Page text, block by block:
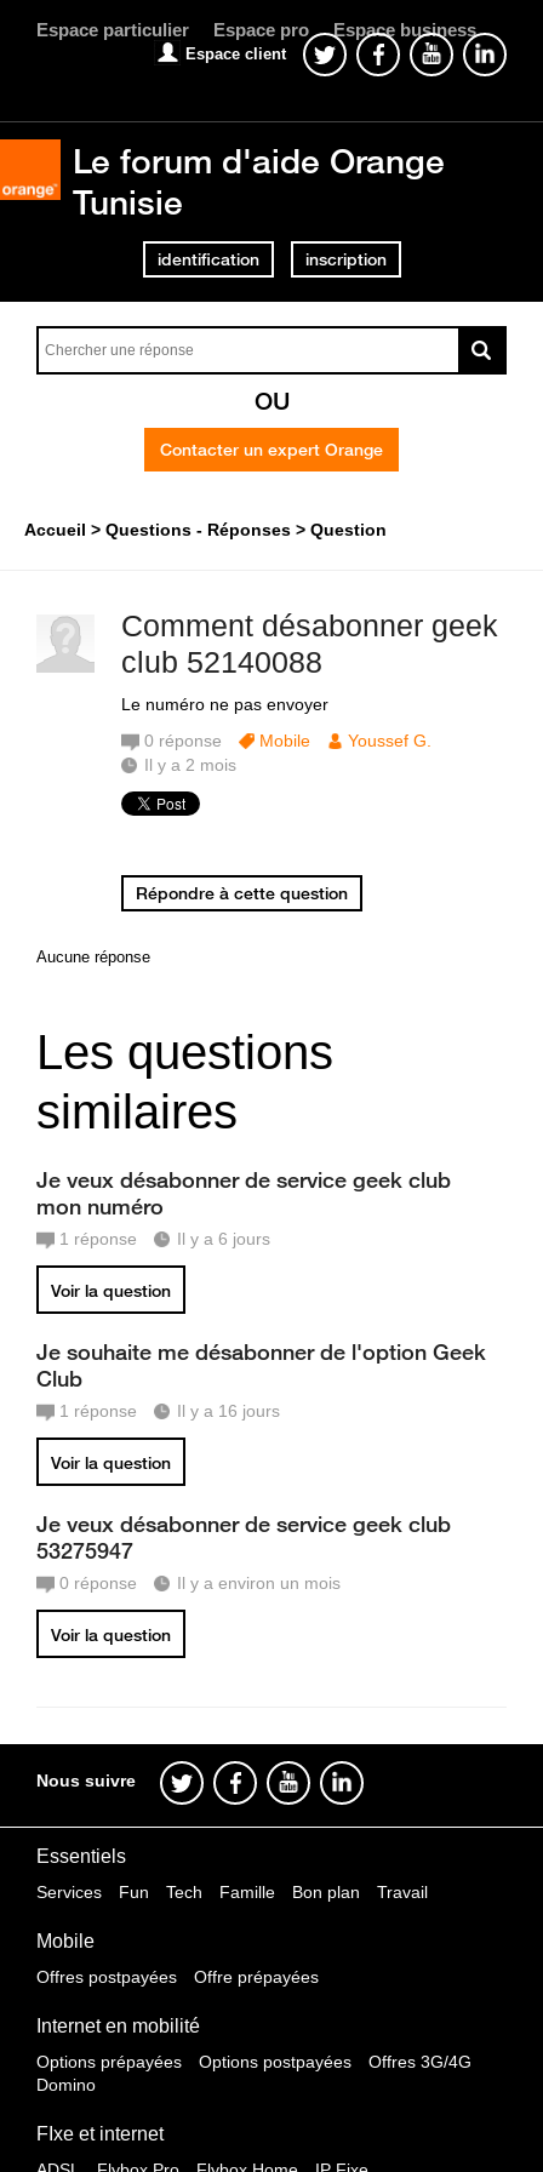
Espace particulier Espace pro Espace business
Espace client
Le forum d'aide Orange
Tunisie
identification inscription
OU
Contacter un expert Orange
Accueil Questions - Réponses Question
Comment désabonner geek
club 52140088
Le numéro ne pas envoyer
0 réponse Mobile
Youssef G.
Il y a 2 mois
Répondre à cette question
Aucune réponse
Les questions
similaires
Je veux désabonner de service geek club
mon numéro
1 réponse Il y a 6 jours
Voir la question
Je souhaite me désabonner de l'option Geek
Club
1 réponse Il y a 16 jours
Voir la question
Je veux désabonner de service geek club
53275947
0 réponse Il y a environ un mois
Voir la question
Nous suivre
Essentiels
Services Fun Tech Famille Bon plan Travail
Mobile
Offres postpayées Offre prépayées
Internet en mobilité
Options prépayées Options postpayées
Offres 3G/4G
Domino
FIxe et internet